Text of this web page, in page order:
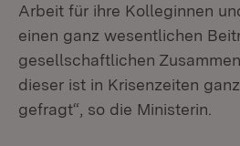
Arbeit für ihre Kolleginnen
einen ganz wesentlichen
gesellschaftlichen
dieser ist in Krisenzeiten
gefragt“, so die Ministerin.